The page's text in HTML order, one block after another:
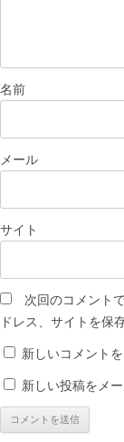
名前
メール
サイト
次回のコメント
ドレス、サイトを保
新しいコメント
新しい投稿をメ